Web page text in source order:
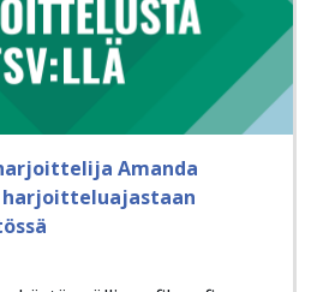
Amanda